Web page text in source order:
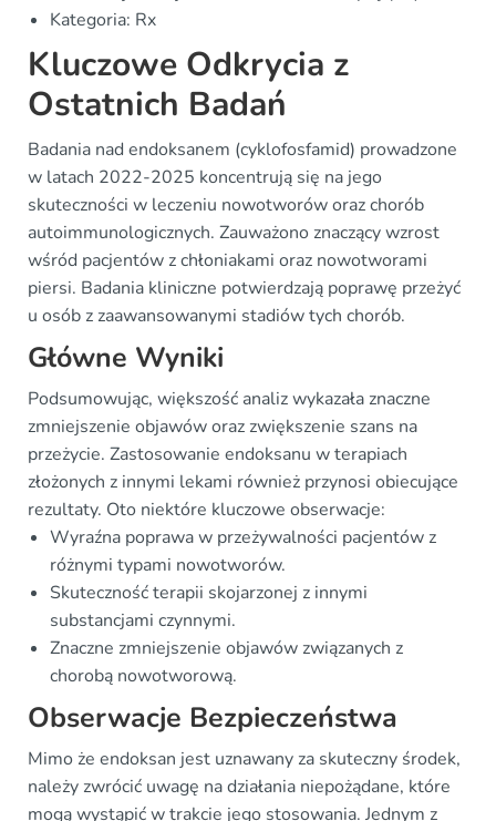
Kategoria: Rx
Kluczowe Odkrycia z
Ostatnich Badań
Badania nad endoksanem (cyklofosfamid) prowadzone
w latach 2022-2025 koncentrują się na jego
skuteczności w leczeniu nowotworów oraz chorób
autoimmunologicznych. Zauważono znaczący wzrost
wśród pacjentów z chłoniakami oraz nowotworami
piersi. Badania kliniczne potwierdzają poprawę przeżyć
u osób z zaawansowanymi stadiów tych chorób.
Główne Wyniki
Podsumowując, większość analiz wykazała znaczne
zmniejszenie objawów oraz zwiększenie szans na
przeżycie. Zastosowanie endoksanu w terapiach
złożonych z innymi lekami również przynosi obiecujące
rezultaty. Oto niektóre kluczowe obserwacje:
Wyraźna poprawa w przeżywalności pacjentów z
różnymi typami nowotworów.
Skuteczność terapii skojarzonej z innymi
substancjami czynnymi.
Znaczne zmniejszenie objawów związanych z
chorobą nowotworową.
Obserwacje Bezpieczeństwa
Mimo że endoksan jest uznawany za skuteczny środek,
należy zwrócić uwagę na działania niepożądane, które
mogą wystąpić w trakcie jego stosowania. Jednym z